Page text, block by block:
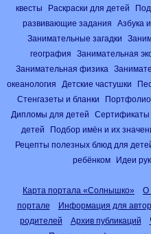
квесты
Раскраски для детей
развивающие задания
Азбука
Занимательные загадки
география
Занимательная
Занимательная физика
океанология
Детские частушки
Стенгазеты и бланки
Портфолио
Дипломы для детей
Сертификаты
детей
Подбор имён и их
Рецепты полезных блюд для
ребёнком
Идеи
Карта портала «Солнышко» О
портале
Информация для
родителей
Архив публикаций